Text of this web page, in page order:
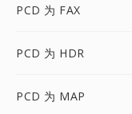
PCD 为 FAX
PCD 为 HDR
PCD 为 MAP